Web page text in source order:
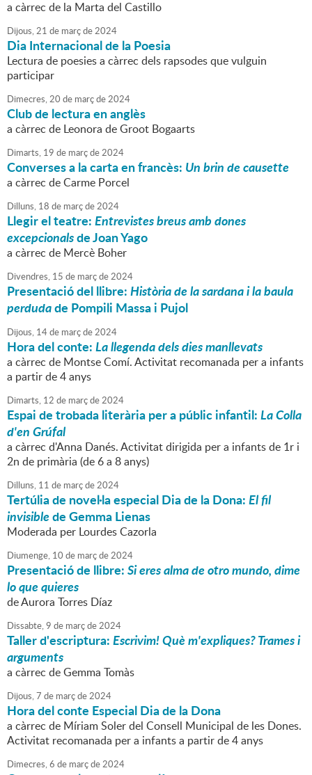
a càrrec de la Marta del Castillo
Dijous,21 de marçde2024
Dia Internacional de la Poesia
Lectura de poesies a càrrec dels rapsodes que vulguin
participar
Dimecres,20 de marçde2024
Club de lectura en anglès
a càrrec de Leonora de Groot Bogaarts
Dimarts, 19 de marçde2024
Converses a la carta en francès: Un brin de causette
a càrrec de Carme Porcel
Dilluns, 18 de marçde2024
Llegir el teatre:Entrevistes breus amb dones
excepcionalsde Joan Yago
a càrrec de Mercè Boher
Divendres, 15 de marçde2024
Presentació del llibre:Història de la sardana i la baula
perdudade Pompili Massa i Pujol
Dijous, 14de marçde2024
Hora del conte:La llegenda dels dies manllevats
a càrrec de Montse Comí. Activitat recomanada per a infants
a partir de 4 anys
Dimarts, 12 de marçde2024
Espai de trobada literària per a públic infantil:La Colla
d'en Grúfal
a càrrec d'Anna Danés. Activitat dirigida per a infants de 1r i
2n de primària (de 6 a 8 anys)
Dilluns, 11 de marçde2024
Tertúlia de novel·la especial Dia de la Dona:El fil
invisiblede Gemma Lienas
Moderada per Lourdes Cazorla
Diumenge, 10 de marçde2024
Presentació de llibre:Si eres alma de otro mundo, dime
lo que quieres
de Aurora Torres Díaz
Dissabte,9 de marçde2024
Taller d'escriptura:Escrivim! Què m'expliques? Trames i
arguments
a càrrec de Gemma Tomàs
Dijous,7 de marçde2024
Hora del conte Especial Dia de la Dona
a càrrec de Míriam Soler del Consell Municipal de les Dones.
Activitat recomanada per a infants a partir de 4 anys
Dimecres,6 de marçde2024